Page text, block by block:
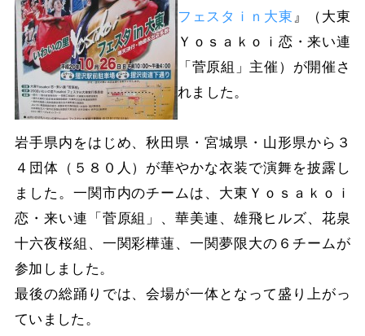
フェスタｉｎ大東 』（大東
Ｙｏｓａｋｏｉ恋・来い連
「菅原組」主催）が開催さ
れました。
岩手県内をはじめ、秋田県・宮城県・山形県から３
４団体（５８０人）が華やかな衣装で演舞を披露し
ました。一関市内のチームは、大東Ｙｏｓａｋｏｉ
恋・来い連「菅原組」、華美連、雄飛ヒルズ、花泉
十六夜桜組、一関彩樺蓮、一関夢限大の６チームが
参加しました。
最後の総踊りでは、会場が一体となって盛り上がっ
ていました。